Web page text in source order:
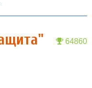
64860